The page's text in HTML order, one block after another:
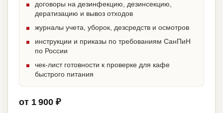
договоры на дезинфекцию, дезинсекцию,
дератизацию и вывоз отходов
журналы учета, уборок, дезсредств и осмотров
инструкции и приказы по требованиям СанПиН
по России
чек-лист готовности к проверке для кафе
быстрого питания
от 1 900 ₽